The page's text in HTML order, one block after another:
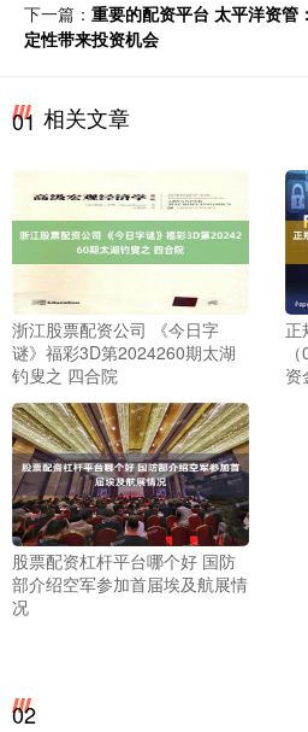
下一篇： 重要的配资平台 太平洋资管
定性带来投资机会
01 相关文章
浙江股票配资公司 《今日字
谜》福彩3D第2024260期太湖
钓叟之 四合院
正
资
股票配资杠杆平台哪个好 国防
部介绍空军参加首届埃及航展情
况
02